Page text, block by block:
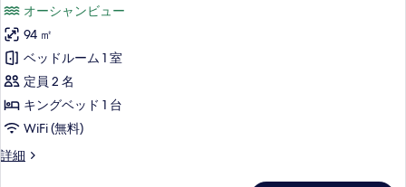
ュ
ー
の
す
べ
て
の
ュ
ー
の
詳
細
台
バ
ル
コ
ニ
ー
オ
ン
グ
ベ
ッ
ド
台
バ
コ
ン
ド
ス
イ
ー
ト
キ
オーシャンビュー
94 ㎡
ベッドルーム 1 室
定員 2 名
キングベッド 1 台
WiFi (無料)
詳細
グ